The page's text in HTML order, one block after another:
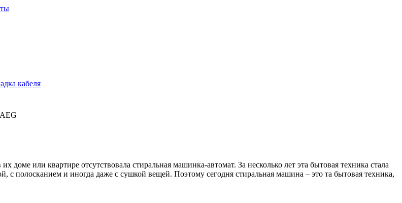
кабеля
или квартире отсутствовала стиральная машинка-автомат. За несколько лет эта бытовая техника стала
с полосканием и иногда даже с сушкой вещей. Поэтому сегодня стиральная машина – это та бытовая техника,